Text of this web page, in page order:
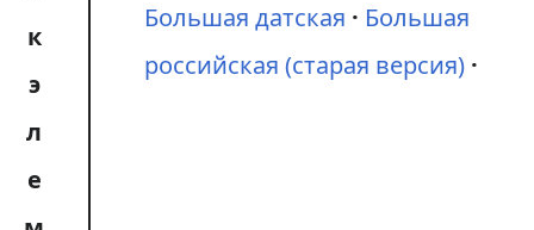
Большая датская
Большая
российская (старая версия)